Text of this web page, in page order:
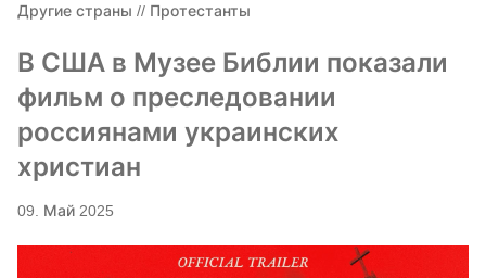
Другие страны // Протестанты
В США в Музее Библии показали
фильм о преследовании
россиянами украинских
христиан
09. Май 2025